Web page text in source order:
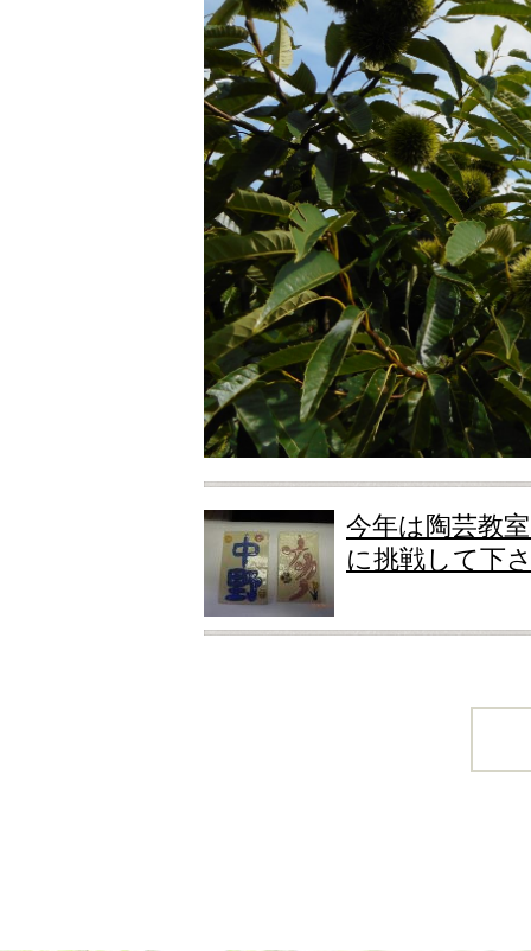
今年は陶芸教
に挑戦して下